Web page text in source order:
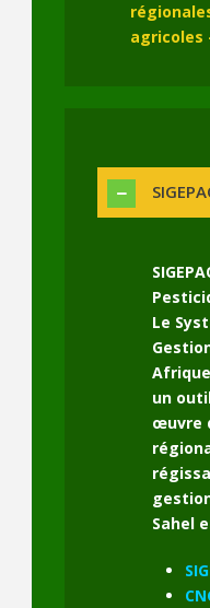
agricoles
Le
Afrique
un
œuvre
Sahel